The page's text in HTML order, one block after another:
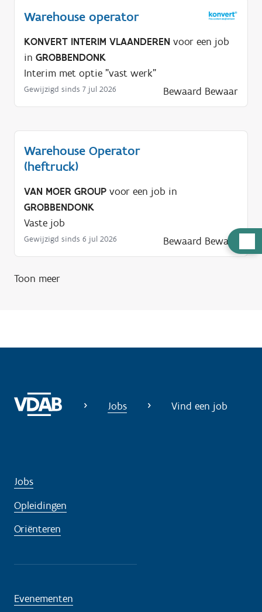
u
i
Warehouse operator
KONVERT INTERIM VLAANDEREN voor een job
in GROBBENDONK
Interim met optie "vast werk"
Gewijzigd sinds 7 jul 2026 Bewaard Bewaar
Warehouse Operator
(heftruck)
VAN MOER GROUP voor een job in
GROBBENDONK
Vaste job
Gewijzigd sinds 6 jul 2026 Bewaard Bewaar
Toon meer
Jobs Vind een job
Jobs
Opleidingen
Oriënteren
Evenementen